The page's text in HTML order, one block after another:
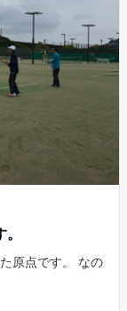
原点です。 なの